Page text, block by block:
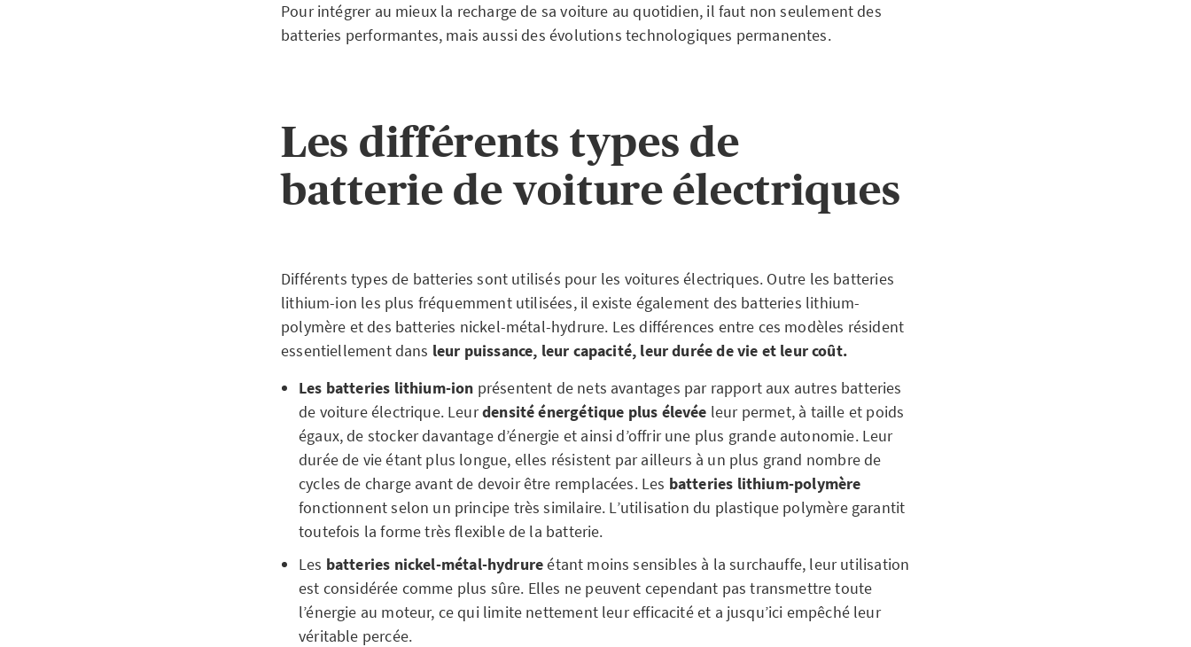
Pour intégrer au mieux la recharge de sa voiture au quotidien, il faut non seulement des
batteries performantes, mais aussi des évolutions technologiques permanentes.
Les différents types de
batterie de voiture électriques
Différents types de batteries sont utilisés pour les voitures électriques. Outre les batteries
lithium-ion les plus fréquemment utilisées, il existe également des batteries lithium-
polymère et des batteries nickel-métal-hydrure. Les différences entre ces modèles résident
essentiellement dans leur puissance, leur capacité, leur durée de vie et leur coût.
Les batteries lithium-ion présentent de nets avantages par rapport aux autres batteries
de voiture électrique. Leurdensité énergétique plus élevée leur permet, à taille et poids
égaux, de stocker davantage d’énergie et ainsi d’offrir une plus grande autonomie. Leur
durée de vie étant plus longue, elles résistent par ailleurs à un plus grand nombre de
cycles de charge avant de devoir être remplacées. Les batteries lithium-polymère
fonctionnent selon un principe très similaire. L’utilisation du plastique polymère garantit
toutefois la forme très flexible de la batterie.
Les batteries nickel-métal-hydrureétant moins sensibles à la surchauffe, leur utilisation
est considérée comme plus sûre. Elles ne peuvent cependant pas transmettre toute
l’énergie au moteur, ce qui limite nettement leur efficacité et a jusqu’ici empêché leur
véritable percée.